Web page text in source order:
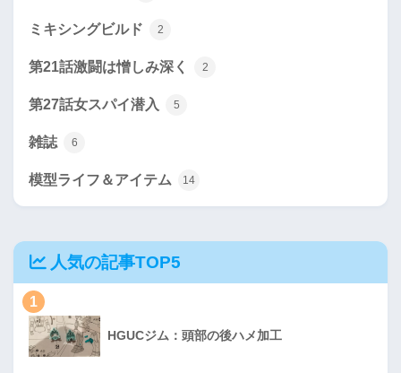
ミキシングビルド 2
第21話激闘は憎しみ深く 2
第27話女スパイ潜入 5
雑誌 6
模型ライフ＆アイテム 14
人気の記事TOP5
1
HGUCジム：頭部の後ハメ加工